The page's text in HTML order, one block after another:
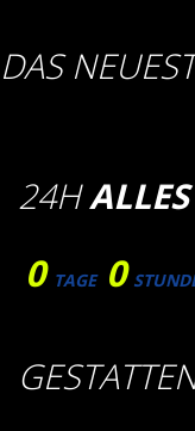
DAS
24H
0 TAGE 0